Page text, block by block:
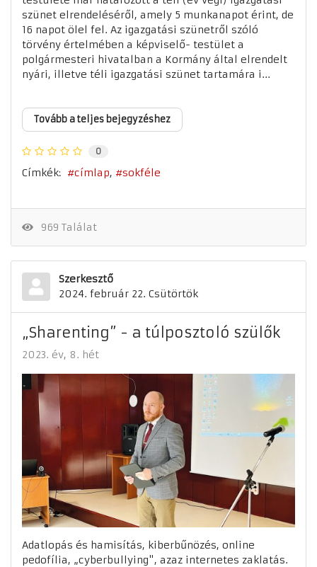
szünet elrendeléséről, amely 5 munkanapot érint, de
16 napot ölel fel. Az igazgatási szünetről szóló
törvény értelmében a képviselő- testület a
polgármesteri hivatalban a Kormány által elrendelt
nyári, illetve téli igazgatási szünet tartamára i...
Tovább a teljes bejegyzéshez
0
Címkék: címlap sokféle
969 Találat
Szerkesztő
2024. február 22. Csütörtök
„Sharenting” - a túlposztoló szülők
2023. év 8. hét
Adatlopás és hamisítás, kiberbűnözés, online
pedofília, „cyberbullying", azaz internetes zaklatás.